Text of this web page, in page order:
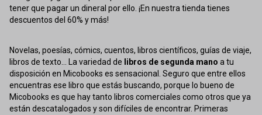
tener que pagar un dineral por ello. ¡En nuestra tienda tienes
descuentos del 60% y más!
Novelas, poesías, cómics, cuentos, libros científicos, guías de viaje,
libros de texto... La variedad de libros de segunda mano a tu
disposición en Micobooks es sensacional. Seguro que entre ellos
encuentras ese libro que estás buscando, porque lo bueno de
Micobooks es que hay tanto libros comerciales como otros que ya
están descatalogados y son difíciles de encontrar. Primeras